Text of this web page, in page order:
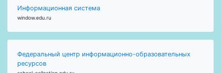
Информационная система
window.edu.ru
Федеральный центр информационно-образовательных
ресурсов